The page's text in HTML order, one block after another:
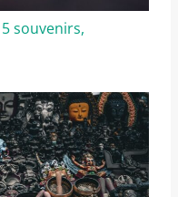
souvenirs,